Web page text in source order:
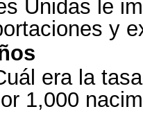
Unidas le
y
era la
1,000